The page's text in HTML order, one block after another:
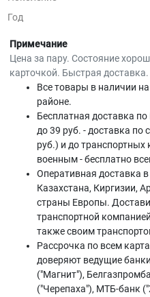
Год
Примечание
Цена за пару. Состояние
карточкой. Быстрая доставка.
Все товары в наличии
районе.
Бесплатная доставка
до 39 руб. - доставка по
руб.) и до
военным - бесплатно
Оперативная доставка
Казахстана, Киргизии,
страны Европы.
транспортной
также своим
Рассрочка по всем
доверяют ведущие
("Магнит"),
("Черепаха"), МТБ-банк